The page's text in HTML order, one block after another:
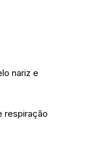
nariz e
respiração